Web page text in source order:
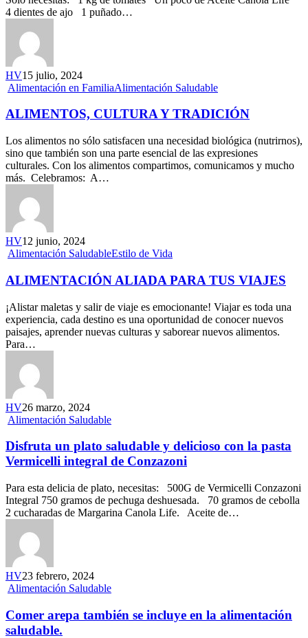
4 dientes de ajo 1 puñado…
HV15 julio, 2024
Alimentación en FamiliaAlimentación Saludable
ALIMENTOS, CULTURA Y TRADICIÓN
Los alimentos no sólo satisfacen una necesidad biológica (nutrirnos),
sino que también son una parte esencial de las expresiones
culturales. Con los alimentos compartimos, comunicamos y mucho
más. Celebramos: A…
HV12 junio, 2024
Alimentación SaludableEstilo de Vida
ALIMENTACIÓN ALIADA PARA TUS VIAJES
¡Alistar maletas y salir de viaje es emocionante! Viajar es toda una
experiencia, cada destino es una oportunidad de conocer nuevos
paisajes, aprender nuevas culturas y saborear nuevos alimentos.
Para…
HV26 marzo, 2024
Alimentación Saludable
Disfruta un plato saludable y delicioso con la pasta
Vermicelli integral de Conzazoni
Para esta delicia de plato, necesitas: 500G de Vermicelli Conzazoni
Integral 750 gramos de pechuga deshuesada. 70 gramos de cebolla
2 cucharadas de Margarina Canola Life. Aceite de…
HV23 febrero, 2024
Alimentación Saludable
Comer arepa también se incluye en la alimentación
saludable.